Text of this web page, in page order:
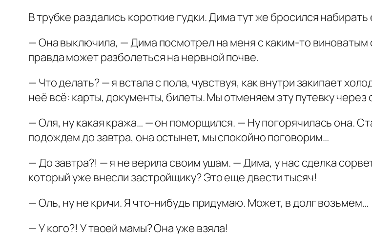
В трубке раздались короткие гудки. Дима тут же бросился
— Она выключила, — Дима посмотрел на меня с каким-то
правда может разболеться на нервной почве.
— Что делать? — я встала с пола, чувствуя, как внутри закипает
неё всё: карты, документы, билеты. Мы отменяем эту путевку
— Оля, ну какая кража… — он поморщился. — Ну погорячилась она.
подождем до завтра, она остынет, мы спокойно поговорим…
— До завтра?! — я не верила своим ушам. — Дима, у нас сделка
который уже внесли застройщику? Это еще двести тысяч!
— Оль, ну не кричи. Я что-нибудь придумаю. Может, в долг возьмем…
— У кого?! У твоей мамы? Она уже взяла!